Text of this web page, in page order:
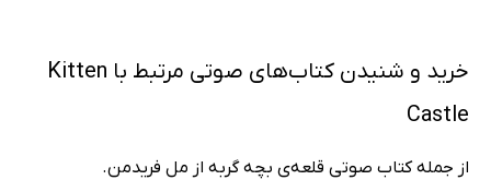
خرید و شنیدن کتاب‌های صوتی مرتبط با Kitten
Castle
از جمله کتاب صوتی قلعه‌ی بچه گربه از مل فریدمن.